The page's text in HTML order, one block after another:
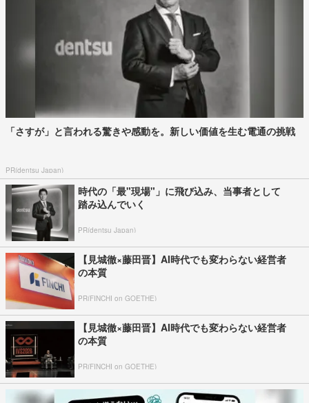
「さすが」と言われる驚きや感動を。新しい価値を生む電通の挑戦
PR(dentsu Japan)
時代の「最"現場"」に飛び込み、当事者として
踏み込んでいく
PR(dentsu Japan)
【見城徹×藤田晋】AI時代でも変わらない経営者
の本質
PR(FINCHI on GOETHE)
【見城徹×藤田晋】AI時代でも変わらない経営者
の本質
PR(FINCHI on GOETHE)